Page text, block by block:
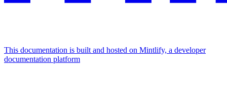
This documentation is built and hosted on Mintlify, a developer
documentation platform